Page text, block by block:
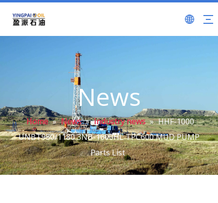
News
Home » News » Industry news » HHF-1000
UNBT950/1180 3NB-1600HL TPC600 MUD PUMP
Parts List